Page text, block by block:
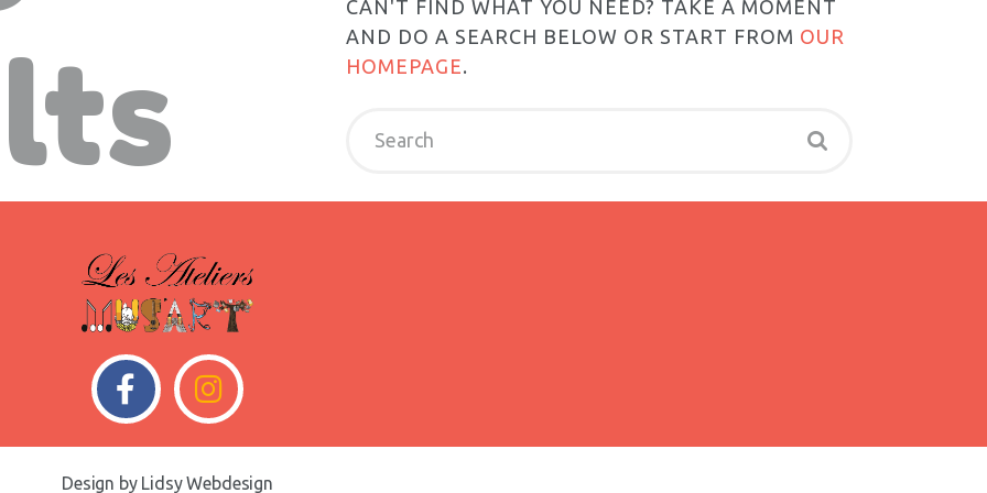
CAN'T FIND WHAT YOU NEED? TAKE A MOMENT
AND DO A SEARCH BELOW OR START FROM OUR
HOMEPAGE.
Design by Lidsy Webdesign